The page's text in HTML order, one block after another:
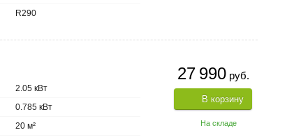
R290
27 990руб.
В корзину
На складе
2.05 кВт
0.785 кВт
20 м²